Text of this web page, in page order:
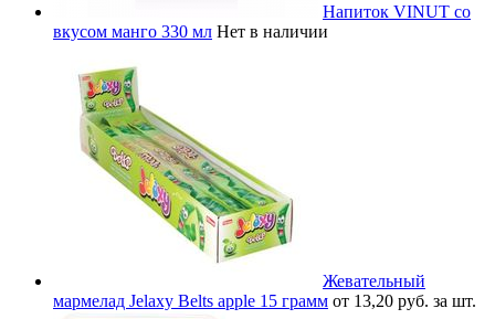
Напиток VINUT со
вкусом манго 330 мл Нет в наличии
Жевательный
мармелад Jelaxy Belts apple 15 грамм от 13,20 руб. за шт.